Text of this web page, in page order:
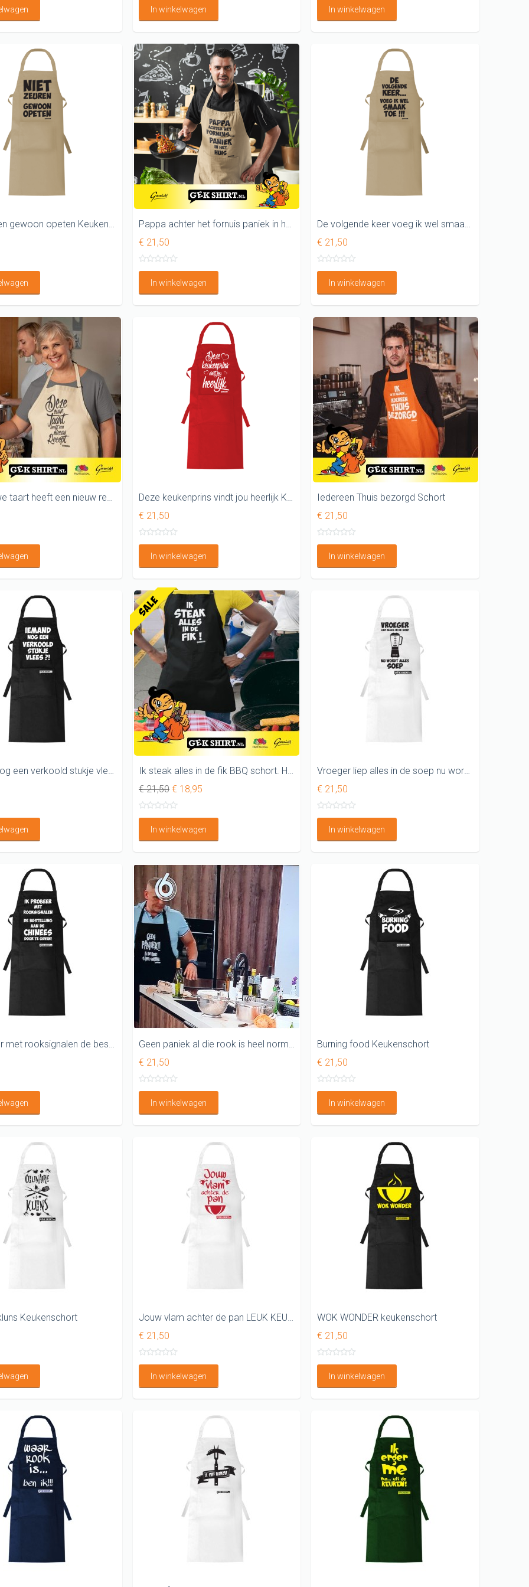
In winkelwagen In winkelwagen
Niet zeuren gewoon opeten Keuken Schort
Pappa achter het fornuis paniek in het huis Schort
€ 21,50
In winkelwagen
De volgende keer voeg ik wel smaak toe LEUK KEUKENSCHORT
€ 21,50
In winkelwagen
Deze ouwe taart heeft een nieuw recept Keukenschort
Deze keukenprins vindt jou heerlijk Keukenschort
€ 21,50
In winkelwagen
Iedereen Thuis bezorgd Schort
€ 21,50
In winkelwagen
Iemand nog een verkoold stukje vlees? Leuk BBQ schort
Ik steak alles in de fik BBQ schort. HET ORIGINELE SCHORT
€ 21,50 € 18,95
In winkelwagen
Vroeger liep alles in de soep nu wordt alles soep Keukenschort
€ 21,50
In winkelwagen
Ik probeer met rooksignalen de bestelling aan de chinees door te geven Leuk BBQ schort
Geen paniek al die rook is heel normaal Barbecueschort
€ 21,50
In winkelwagen
Burning food Keukenschort
€ 21,50
In winkelwagen
Keukenschort
Jouw vlam achter de pan LEUK KEUKENSCHORT
€ 21,50
In winkelwagen
WOK WONDER keukenschort
€ 21,50
In winkelwagen